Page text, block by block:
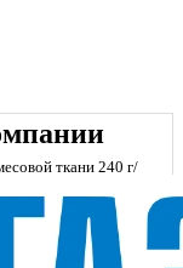
ткани 240 г/
12.4.280-2014,